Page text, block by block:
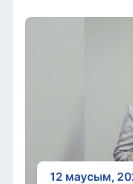
12 маусым,